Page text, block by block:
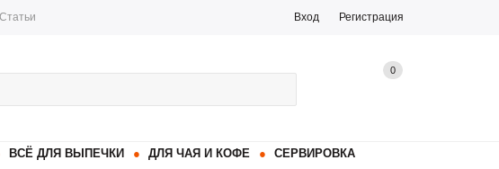
Статьи Вход Регистрация
0
ВСЁ ДЛЯ ВЫПЕЧКИ ДЛЯ ЧАЯ И КОФЕ
СЕРВИРОВКА